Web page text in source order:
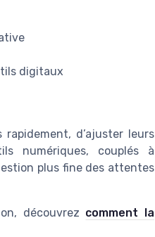
digitaux
d’ajuster leurs
numériques, couplés à
plus fine des attentes
découvrez comment la